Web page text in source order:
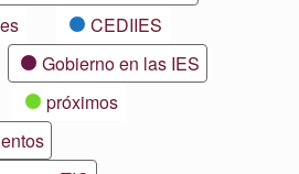
CEDIIES
Gobierno en las IES
próximos